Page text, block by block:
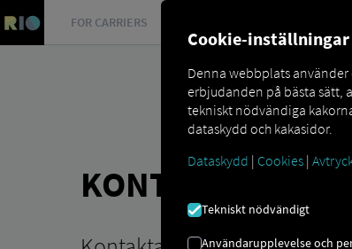
FOR CARRIERS
Cookie-inställningar
Denna webbplats
erbjudanden på bästa sätt,
tekniskt nödvändiga
dataskydd och kakasidor.
Dataskydd | Cookies |
Tekniskt nödvändigt
Användarupplevelse och